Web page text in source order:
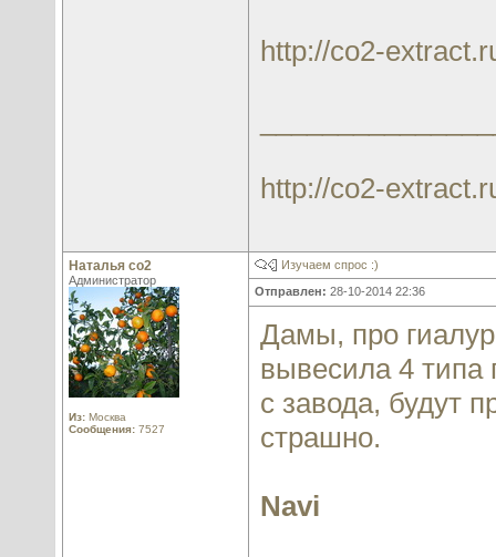
http://co2-
http://co2-
Наталья со2
Администратор
Из: Москва
Сообщения: 7527
Изучаем спрос :)
Отправлен: 28-10-2014 22:36
Дамы, про
вывесила 4 типа
с завода, будут
страшно.
Navi